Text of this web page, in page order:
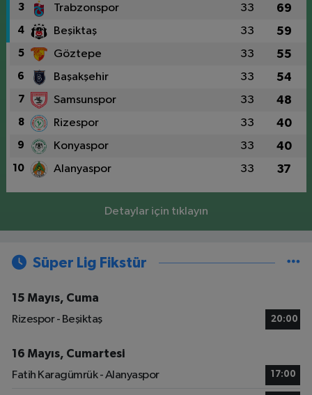
3 Trabzonspor 33 69
4 Beşiktaş 33 59
5 Göztepe 33 55
6 Başakşehir 33 54
7 Samsunspor 33 48
8 Rizespor 33 40
9 Konyaspor 33 40
10 Alanyaspor 33 37
Detaylar için tıklayın
Süper Lig Fikstür
15 Mayıs, Cuma
Rizespor - Beşiktaş
20:00
16 Mayıs, Cumartesi
Fatih Karagümrük - Alanyaspor
17:00